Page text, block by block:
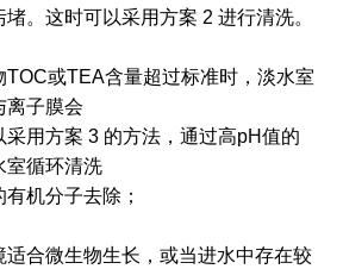
。这时可以采用方案 2 进行清洗。
TOC或TEA含量超过标准时，淡水室
离子膜会
采用方案 3 的方法，通过高pH值的
室循环清洗
机分子去除；
合微生物生长，或当进水中存在较